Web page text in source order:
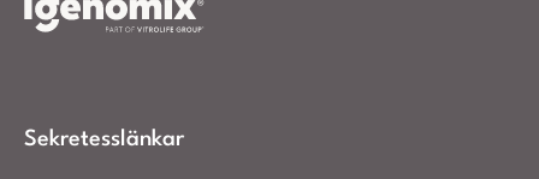
Sekretesslänkar